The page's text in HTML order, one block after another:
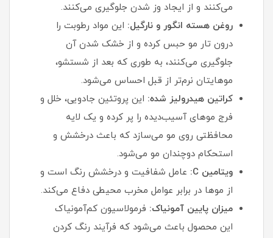
می‌کنند و از ایجاد وز شدن جلوگیری می‌کنند.
روغن هسته انگور و نارگیل: این مواد رطوبت را
درون تار مو حبس کرده و از خشک شدن آن
جلوگیری می‌کنند، به طوری که بعد از شستشو،
موهایتان نرم‌تر از قبل احساس می‌شود.
کراتین هیدرولیز شده: این پروتئین جادویی، خلل و
فرج موهای آسیب‌دیده را پر کرده و یک لایه
محافظتی روی مو می‌سازد که باعث درخشش و
استحکام دوچندان مو می‌شود.
ویتامین C:
عامل شفافیت و درخشش رنگ است و
از موها در برابر عوامل مخرب محیطی دفاع می‌کند.
میزان پایین آمونیاک: فرمولاسیون کم‌آمونیاک
این محصول باعث می‌شود که فرآیند رنگ کردن